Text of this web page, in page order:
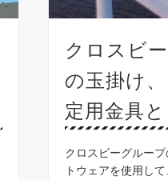
クロスビ
の玉掛け
定用金具
クロスビーグルー
トウェアを使用し